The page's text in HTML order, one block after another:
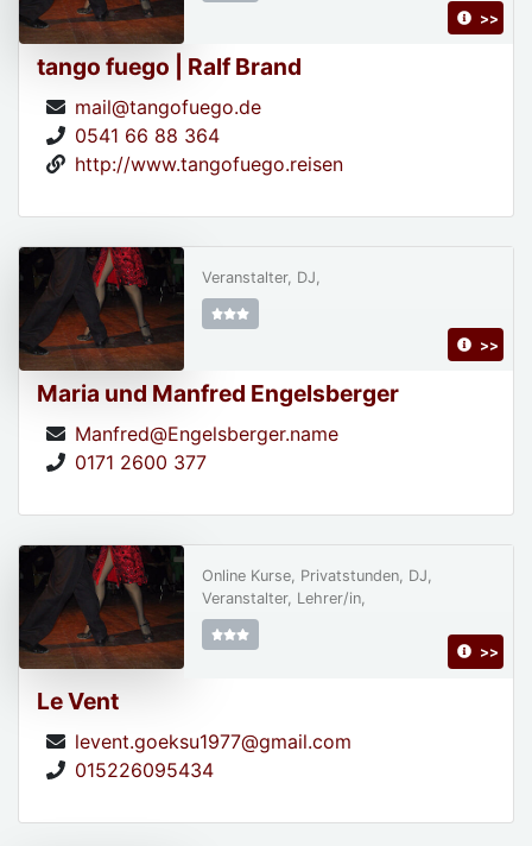
tango fuego | Ralf Brand
mail@tangofuego.de
0541 66 88 364
http://www.tangofuego.reisen
>>
Maria und Manfred Engelsberger
Manfred@Engelsberger.name
0171 2600 377
Veranstalter, DJ,
>>
Le Vent
levent.goeksu1977@gmail.com
015226095434
Online Kurse, Privatstunden, DJ,
Veranstalter, Lehrer/in,
>>